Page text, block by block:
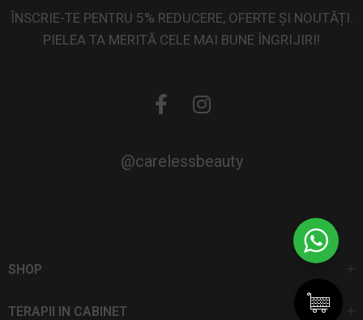
ÎNSCRIE-TE PENTRU 5% REDUCERE, OFERTE ȘI NOUTĂȚI.
PIELEA TA MERITĂ CELE MAI BUNE ÎNGRIJIRI!
@carelessbeauty
SHOP
TERAPII IN CABINET